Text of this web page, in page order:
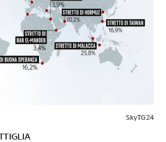
SkyTG24